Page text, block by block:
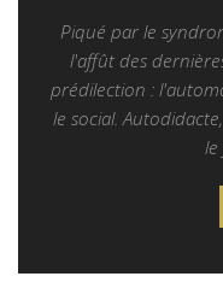
Piqué par le
l'affût des
prédilection :
le social.
le